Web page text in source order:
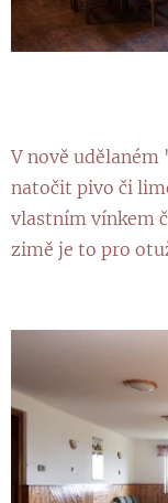
V nově
natočit pivo či
vlastním vínkem
zimě je to pro